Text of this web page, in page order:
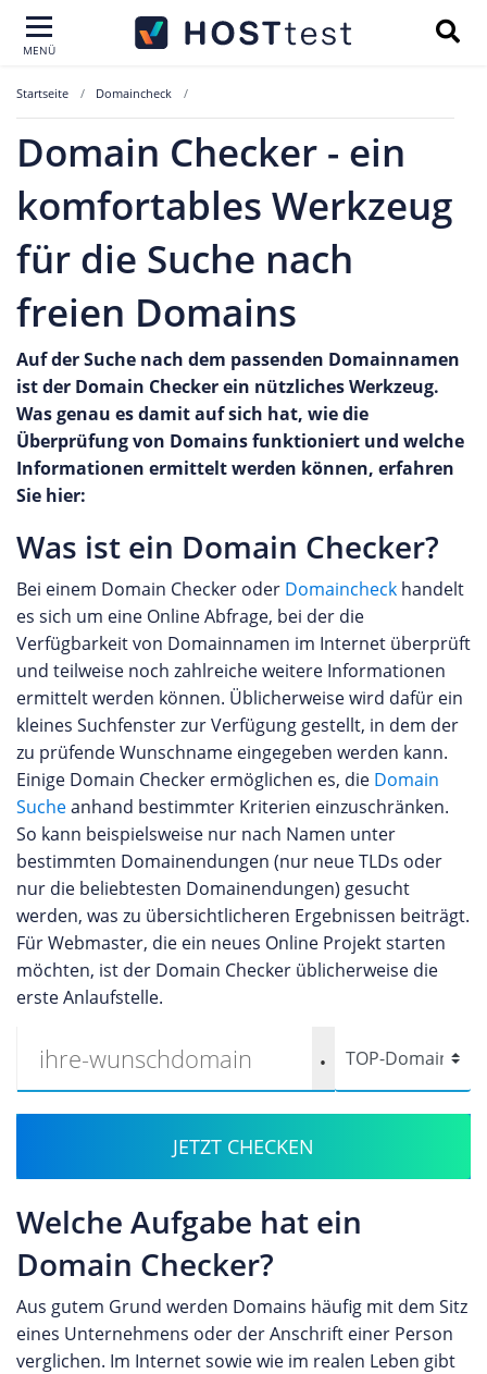
MENÜ
Startseite Domaincheck
Domain Checker - ein
komfortables Werkzeug
für die Suche nach
freien Domains
Auf der Suche nach dem passenden Domainnamen
ist der Domain Checker ein nützliches Werkzeug.
Was genau es damit auf sich hat, wie die
Überprüfung von Domains funktioniert und welche
Informationen ermittelt werden können, erfahren
Sie hier:
Was ist ein Domain Checker?
Bei einem Domain Checker oder Domaincheck handelt
es sich um eine Online Abfrage, bei der die
Verfügbarkeit von Domainnamen im Internet überprüft
und teilweise noch zahlreiche weitere Informationen
ermittelt werden können. Üblicherweise wird dafür ein
kleines Suchfenster zur Verfügung gestellt, in dem der
zu prüfende Wunschname eingegeben werden kann.
Einige Domain Checker ermöglichen es, die Domain
Sucheanhand bestimmter Kriterien einzuschränken.
So kann beispielsweise nur nach Namen unter
bestimmten Domainendungen (nur neue TLDs oder
nur die beliebtesten Domainendungen) gesucht
werden, was zu übersichtlicheren Ergebnissen beiträgt.
Für Webmaster, die ein neues Online Projekt starten
möchten, ist der Domain Checker üblicherweise die
erste Anlaufstelle.
.
JETZT CHECKEN
Welche Aufgabe hat ein
Domain Checker?
Aus gutem Grund werden Domains häufig mit dem Sitz
eines Unternehmens oder der Anschrift einer Person
verglichen. Im Internet sowie wie im realen Leben gibt